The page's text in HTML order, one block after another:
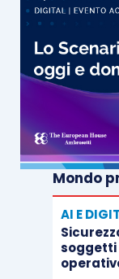
Mondo
AI E
soggetti